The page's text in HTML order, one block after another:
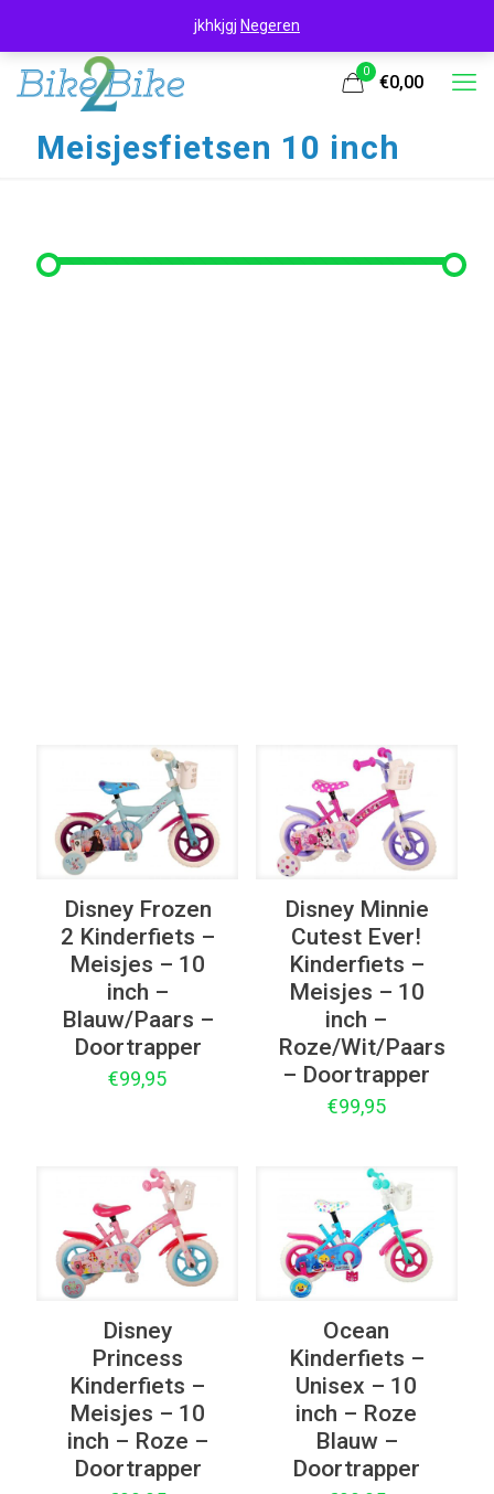
0
€0,00
Meisjesfietsen 10 inch
Disney Frozen
2 Kinderfiets –
Meisjes – 10
inch –
Blauw/Paars –
Doortrapper
€99,95
Disney Minnie
Cutest Ever!
Kinderfiets –
Meisjes – 10
inch –
Roze/Wit/Paars
– Doortrapper
€99,95
Disney
Princess
Kinderfiets –
Meisjes – 10
inch – Roze –
Doortrapper
Ocean
Kinderfiets –
Unisex – 10
inch – Roze
Blauw –
Doortrapper
jkhkjgj Negeren